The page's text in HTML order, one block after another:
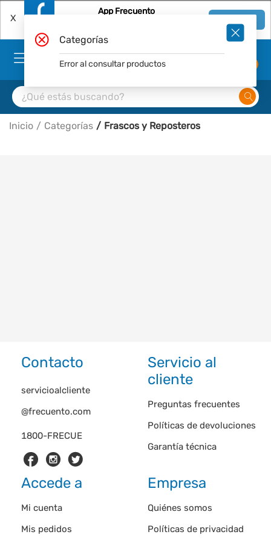
X
App Frecuento
Inicio Categorías Frascos y Reposteros
Contacto
1800-FRECUE
servicioalcliente
@frecuento.com
Servicio al
cliente
Preguntas frecuentes
Políticas de devoluciones
Garantía técnica
Accede a
Mi cuenta
Mis pedidos
Empresa
Quiénes somos
Políticas de privacidad
Categorías
Error al consultar productos